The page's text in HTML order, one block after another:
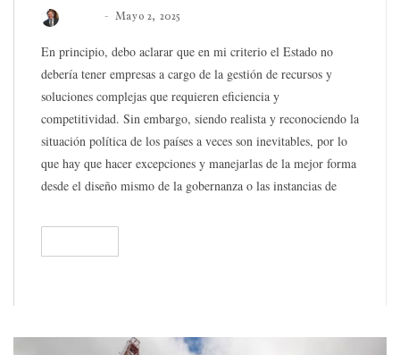
Mayo 2, 2025
En principio, debo aclarar que en mi criterio el Estado no
debería tener empresas a cargo de la gestión de recursos y
soluciones complejas que requieren eficiencia y
competitividad. Sin embargo, siendo realista y reconociendo la
situación política de los países a veces son inevitables, por lo
que hay que hacer excepciones y manejarlas de la mejor forma
desde el diseño mismo de la gobernanza o las instancias de
prosperidad y sostenibilidad en beneficio del bien común para
lo cual fueron creadas.